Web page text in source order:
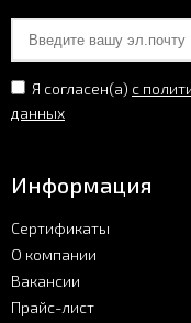
Я согласен(a) с
данных
Информация
Сертификаты
О компании
Вакансии
Прайс-лист